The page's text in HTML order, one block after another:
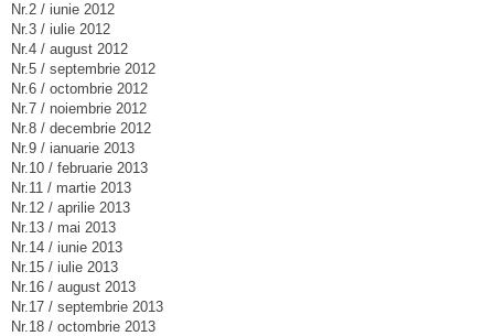
Nr.2 / iunie 2012
Nr.3 / iulie 2012
Nr.4 / august 2012
Nr.5 / septembrie 2012
Nr.6 / octombrie 2012
Nr.7 / noiembrie 2012
Nr.8 / decembrie 2012
Nr.9 / ianuarie 2013
Nr.10 / februarie 2013
Nr.11 / martie 2013
Nr.12 / aprilie 2013
Nr.13 / mai 2013
Nr.14 / iunie 2013
Nr.15 / iulie 2013
Nr.16 / august 2013
Nr.17 / septembrie 2013
Nr.18 / octombrie 2013